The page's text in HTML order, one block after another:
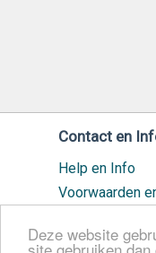
Deze website
Contact en
Help en Info
Voorwaarden
Cookiebeleid